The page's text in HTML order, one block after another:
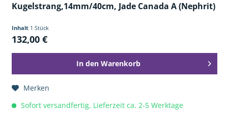
Kugelstrang,14mm/40cm, Jade Canada A (Nephrit)
Inhalt 1 Stück
132,00 €
In den Warenkorb
Merken
Sofort versandfertig, Lieferzeit ca. 2-5 Werktage